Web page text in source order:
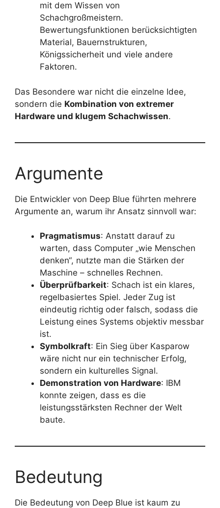
mit dem Wissen von
Schachgroßmeistern.
Bewertungsfunktionen berücksichtigten
Material, Bauernstrukturen,
Königssicherheit und viele andere
Faktoren.
Das Besondere war nicht die einzelne Idee,
sondern die Kombination von extremer
Hardware und klugem Schachwissen.
Argumente
Die Entwickler von Deep Blue führten mehrere
Argumente an, warum ihr Ansatz sinnvoll war:
Pragmatismus: Anstatt darauf zu
warten, dass Computer „wie Menschen
denken“, nutzte man die Stärken der
Maschine – schnelles Rechnen.
Überprüfbarkeit: Schach ist ein klares,
regelbasiertes Spiel. Jeder Zug ist
eindeutig richtig oder falsch, sodass die
Leistung eines Systems objektiv messbar
ist.
Symbolkraft: Ein Sieg über Kasparow
wäre nicht nur ein technischer Erfolg,
sondern ein kulturelles Signal.
Demonstration von Hardware: IBM
konnte zeigen, dass es die
leistungsstärksten Rechner der Welt
baute.
Bedeutung
Die Bedeutung von Deep Blue ist kaum zu